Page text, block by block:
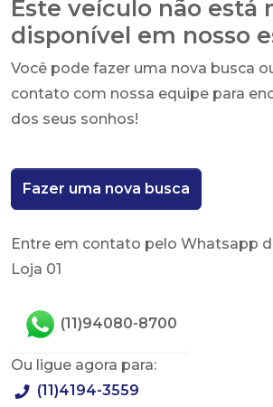
Este veículo não está
disponível em nosso
Você pode fazer uma nova busca
contato com nossa equipe para
dos seus sonhos!
Fazer uma nova busca
Entre em contato pelo Whatsapp
Loja 01
(11)94080-8700
Ou ligue agora para:
(11)4194-3559